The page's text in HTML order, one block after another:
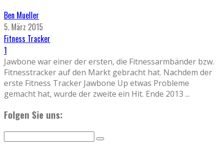
Ben Mueller
5. März 2015
Fitness Tracker
1
Jawbone war einer der ersten, die Fitnessarmbänder bzw.
Fitnesstracker auf den Markt gebracht hat. Nachdem der
erste Fitness Tracker Jawbone Up etwas Probleme
gemacht hat, wurde der zweite ein Hit. Ende 2013 ...
Folgen Sie uns: